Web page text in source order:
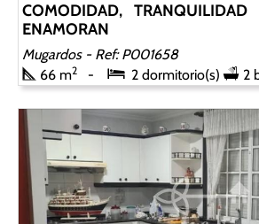
COMODIDAD,
ENAMORAN
Mugardos - Ref: P001658
66 m2 2 dormitorio(s) 2